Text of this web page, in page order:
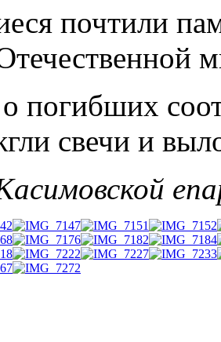
почтили
погибших
свечи и